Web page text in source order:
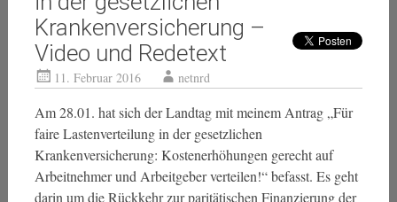
Krankenversicherung –
Video und Redetext
11. Februar 2016 netnrd
Am 28.01. hat sich der Landtag mit meinem Antrag „Für
faire Lastenverteilung in der gesetzlichen
Krankenversicherung: Kostenerhöhungen gerecht auf
Arbeitnehmer und Arbeitgeber verteilen!“ befasst. Es geht
darin um die Rückkehr zur paritätischen Finanzierung der